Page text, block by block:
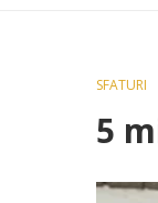
SFATURI
5